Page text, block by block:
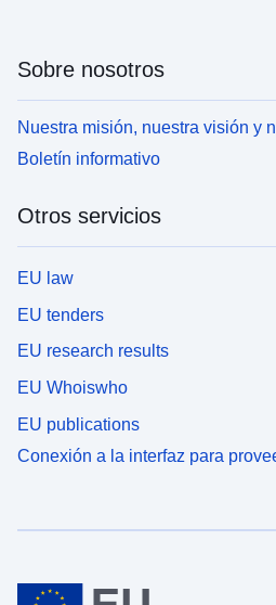
Sobre nosotros
Nuestra misión, nuestra visión y
Boletín informativo
Otros servicios
EU law
EU tenders
EU research results
EU Whoiswho
EU publications
Conexión a la interfaz para